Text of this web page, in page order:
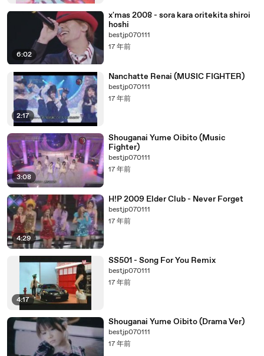
6:02
x'mas 2008 - sora kara oritekita shiroi
hoshi
bestjp070111
17 年前
2:17
Nanchatte Renai (MUSIC FIGHTER)
bestjp070111
17 年前
3:08
Shouganai Yume Oibito (Music
Fighter)
bestjp070111
17 年前
4:29
H!P 2009 Elder Club - Never Forget
bestjp070111
17 年前
4:17
SS501 - Song For You Remix
bestjp070111
17 年前
Shouganai Yume Oibito (Drama Ver)
bestjp070111
17 年前